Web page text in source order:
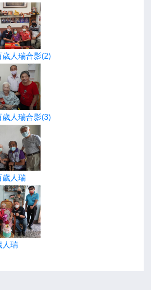
歲人瑞合影(2)
歲人瑞合影(3)
歲人瑞
人瑞